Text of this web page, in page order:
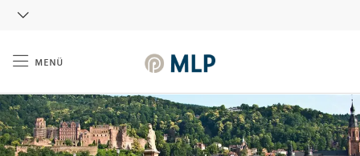
menü
Inhalt